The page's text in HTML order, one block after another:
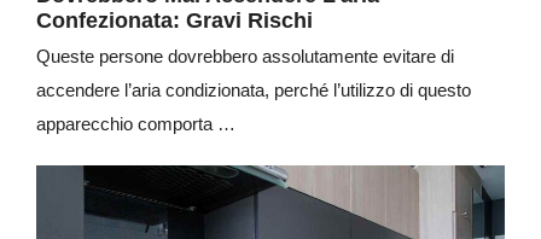
Confezionata: Gravi Rischi
Queste persone dovrebbero assolutamente evitare di
accendere l’aria condizionata, perché l’utilizzo di questo
apparecchio comporta …